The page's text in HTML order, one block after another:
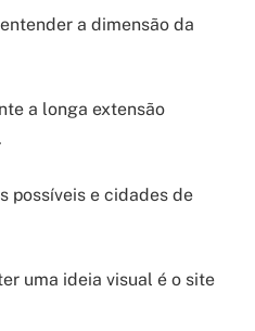
a dimensão da
a longa extensão
possíveis e cidades de
uma ideia visual é o site